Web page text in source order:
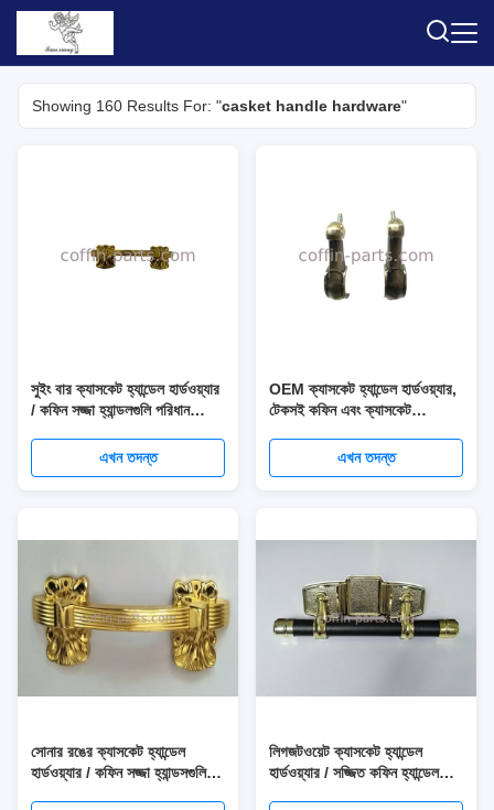
Showing 160 Results For: "casket handle hardware"
সুইং বার ক্যাসকেট হ্যান্ডেল হার্ডওয়্যার
/ কফিন সজ্জা হ্যান্ডলগুলি পরিধান
এখন তদন্ত
OEM ক্যাসকেট হ্যান্ডেল হার্ডওয়্যার,
টেকসই কফিন এবং ক্যাসকেট
এখন তদন্ত
সোনার রঙের ক্যাসকেট হ্যান্ডেল
হার্ডওয়্যার / কফিন সজ্জা হ্যান্ডসগুলি
লিগজটওয়েট ক্যাসকেট হ্যান্ডেল
হার্ডওয়্যার / সজ্জিত কফিন হ্যান্ডেল